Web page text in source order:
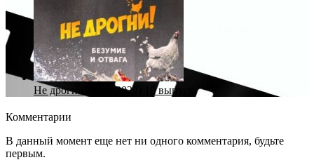
Не дрогни! (шоу 2022) 10 выпуск
Комментарии
В данный момент еще нет ни одного комментария, будьте
первым.